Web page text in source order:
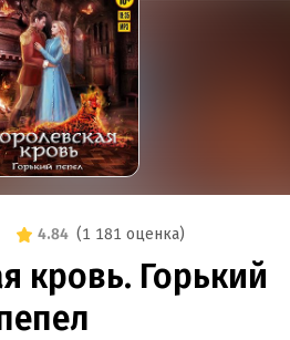
4.84 (1 181 оценка)
кровь. Горький